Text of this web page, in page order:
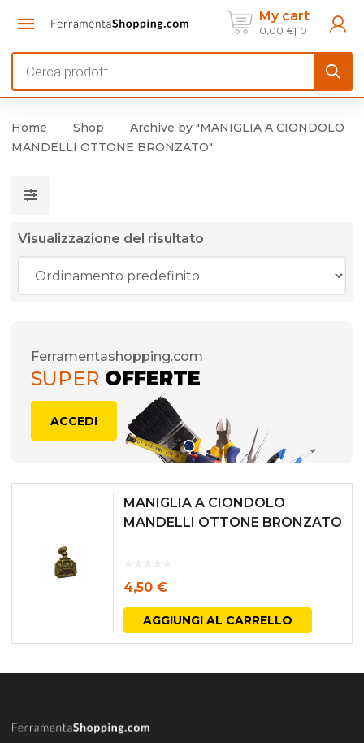
My cart
0,00 € 0
search
Home Shop
Archive by "MANIGLIA A CIONDOLO
MANDELLI OTTONE BRONZATO"
Visualizzazione del risultato
Ferramentashopping.com
SUPER OFFERTE
ACCEDI
MANIGLIA A CIONDOLO
MANDELLI OTTONE BRONZATO
4,50 €
AGGIUNGI AL CARRELLO